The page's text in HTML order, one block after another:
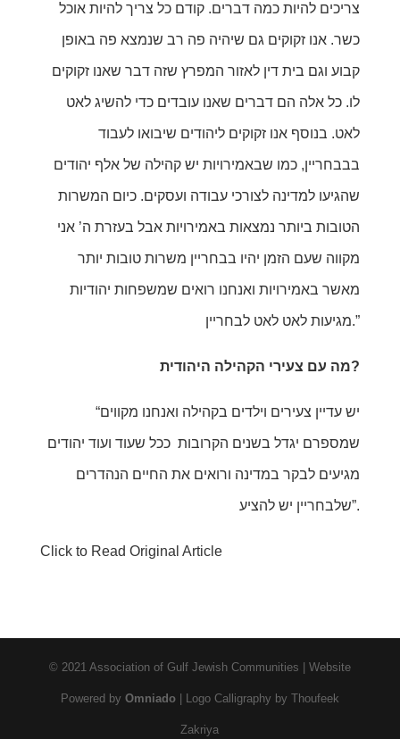
צריכים להיות כמה דברים. קודם כל צריך להיות אוכל
כשר. אנו זקוקים גם שיהיה פה רב שנמצא פה באופן
קבוע וגם בית דין לאזור המפרץ שזה דבר שאנו זקוקים
לו. כל אלה הם דברים שאנו עובדים כדי להשיג לאט
לאט. בנוסף אנו זקוקים ליהודים שיבואו לעבוד
בבבחריין, כמו שבאמירויות יש קהילה של אלף יהודים
שהגיעו למדינה לצורכי עבודה ועסקים. כיום המשרות
הטובות ביותר נמצאות באמירויות אבל בעזרת ה’ אני
מקווה שעם הזמן יהיו בבחריין משרות טובות יותר
מאשר באמירויות ואנחנו רואים שמשפחות יהודיות
מגיעות לאט לאט לבחריין.”
מה עם צעירי הקהילה היהודית?
“יש עדיין צעירים וילדים בקהילה ואנחנו מקווים
שמספרם יגדל בשנים הקרובות ככל שעוד ועוד יהודים
מגיעים לבקר במדינה ורואים את החיים הנהדרים
שלבחריין יש להציע”.
Click to Read Original Article
© 2021 Association of Gulf Jewish Communities | Website
Powered by Omniado| Logo Calligraphy by Thoufeek
Zakriya